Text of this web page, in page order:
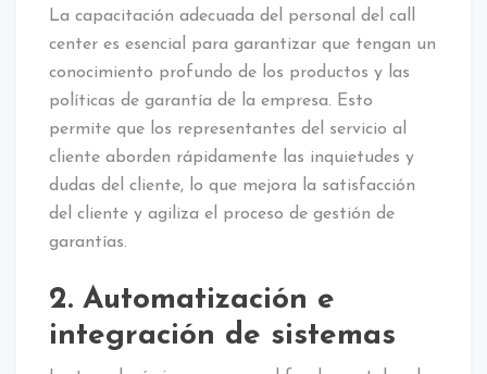
La capacitación adecuada del personal del call
center es esencial para garantizar que tengan un
conocimiento profundo de los productos y las
políticas de garantía de la empresa. Esto
permite que los representantes del servicio al
cliente aborden rápidamente las inquietudes y
dudas del cliente, lo que mejora la satisfacción
del cliente y agiliza el proceso de gestión de
garantías.
2. Automatización e
integración de sistemas